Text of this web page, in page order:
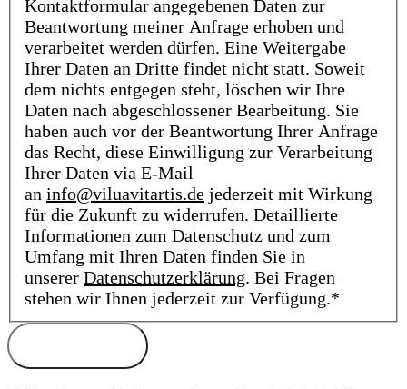
Kontaktformular angegebenen Daten zur
Beantwortung meiner Anfrage erhoben und
verarbeitet werden dürfen. Eine Weitergabe
Ihrer Daten an Dritte findet nicht statt. Soweit
dem nichts entgegen steht, löschen wir Ihre
Daten nach abgeschlossener Bearbeitung. Sie
haben auch vor der Beantwortung Ihrer Anfrage
das Recht, diese Einwilligung zur Verarbeitung
Ihrer Daten via E-Mail
an info@viluavitartis.de jederzeit mit Wirkung
für die Zukunft zu widerrufen. Detaillierte
Informationen zum Datenschutz und zum
Umfang mit Ihren Daten finden Sie in
unserer Datenschutzerklärung. Bei Fragen
stehen wir Ihnen jederzeit zur Verfügung.*